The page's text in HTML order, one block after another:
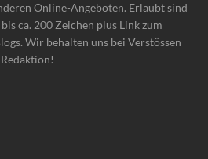
Online-Angeboten. Erlaubt sind
ca. 200 Zeichen plus Link zum
Wir behalten uns bei Verstössen